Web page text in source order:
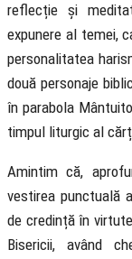
reflecție și
expunere al temei,
personalitatea
două personaje
în parabola
timpul liturgic al
Amintim că,
vestirea punctuală
de credință în
Bisericii, având